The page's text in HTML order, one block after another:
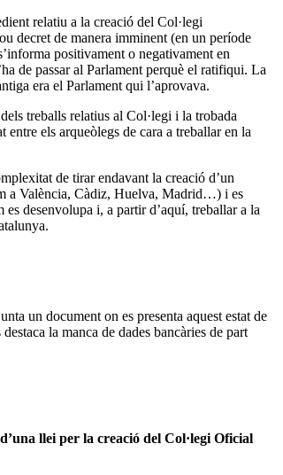
relatiu a la creació del Col·legi
decret de manera imminent (en un període
positivament o negativament en
de passar al Parlament perquè el ratifiqui. La
era el Parlament qui l’aprovava.
treballs relatius al Col·legi i la trobada
entre els arqueòlegs de cara a treballar en la
de tirar endavant la creació d’un
a València, Càdiz, Huelva, Madrid…) i es
desenvolupa i, a partir d’aquí, treballar a la
un document on es presenta aquest estat de
la manca de dades bancàries de part
llei per la creació del Col·legi Oficial